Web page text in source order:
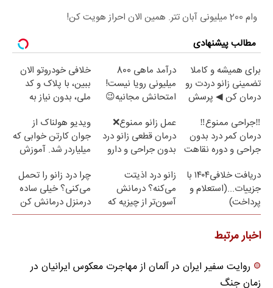
وام 200 میلیونی آبان تتر. همین الان احراز هویت کن!
مطالب پیشنهادی
برای همیشه و کاملا
تضمینی زانو دردت رو
درمان کن ◀ پرسش
درآمد ماهی 800
میلیونی رویا نیست!
امتحانش مجانیه😉
خلافی خودروتو الان
ببین، با پلاک و کد
ملی، بدون نیاز به
‼️جراحی ممنوع‼️
درمان کمر درد بدون
جراحی و دوره نقاهت
عمل زانو ممنوع❌
درمان قطعی زانو درد
بدون جراحی و دارو
ویدیو هولناک از
جوان کارتن خوابی که
میلیاردر شد. آموزش
دریافت خلافی۱۴۰۴ با
جزییات...(استعلام و
پرداخت)
زانو درد اذیتت
می‌کنه؟ درمانش
آسون‌تر از چیزیه که
فکر
چرا درد زانو را تحمل
می‌کنی؟ خیلی ساده
درمنزل درمانش کن
اخبار مرتبط
روایت سفیر ایران در آلمان از مهاجرت معکوس ایرانیان در
زمان جنگ